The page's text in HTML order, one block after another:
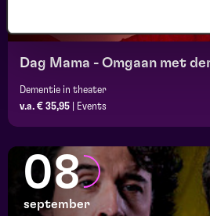
Dag Mama - Omgaan met
Dementie in theater
v.a. € 35,95
Events
08
september